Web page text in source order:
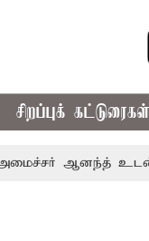
சிறப்புக் கட்டுரைகள்
உடன் சி.வி.